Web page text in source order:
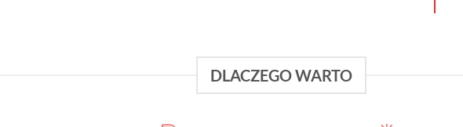
DLACZEGO WARTO